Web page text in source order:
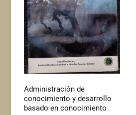
Administración de
conocimiento y desarrollo
basado en conocimiento